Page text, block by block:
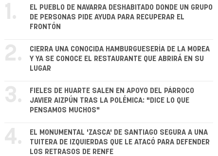
1.
EL PUEBLO DE NAVARRA DESHABITADO DONDE UN GRUPO
DE PERSONAS PIDE AYUDA PARA RECUPERAR EL
FRONTÓN
2.
CIERRA UNA CONOCIDA HAMBURGUESERÍA DE LA MOREA
Y YA SE CONOCE EL RESTAURANTE QUE ABRIRÁ EN SU
LUGAR
3.
FIELES DE HUARTE SALEN EN APOYO DEL PÁRROCO
JAVIER AIZPÚN TRAS LA POLÉMICA: "DICE LO QUE
PENSAMOS MUCHOS"
4.
EL MONUMENTAL 'ZASCA' DE SANTIAGO SEGURA A UNA
TUITERA DE IZQUIERDAS QUE LE ATACÓ PARA DEFENDER
LOS RETRASOS DE RENFE